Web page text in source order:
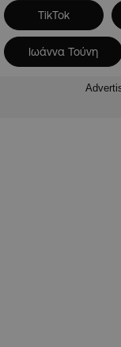
TikTok
Ιωάννα Τούνη